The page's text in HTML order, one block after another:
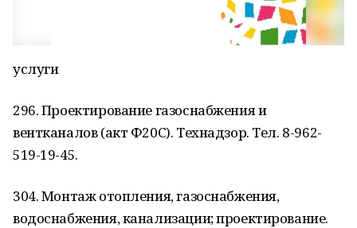
услуги
296. Проектирование газоснабжения и
вентканалов (акт Ф20С). Технадзор. Тел. 8-962-
519-19-45.
304. Монтаж отопления, газоснабжения,
водоснабжения, канализации; проектирование.